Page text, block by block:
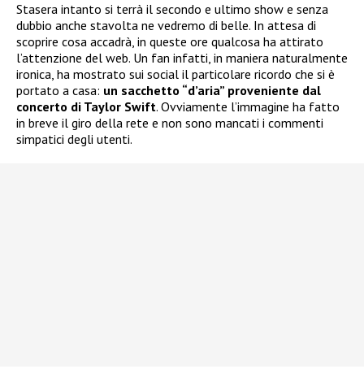
Stasera intanto si terrà il secondo e ultimo show e senza
dubbio anche stavolta ne vedremo di belle. In attesa di
scoprire cosa accadrà, in queste ore qualcosa ha attirato
l’attenzione del web. Un fan infatti, in maniera naturalmente
ironica, ha mostrato sui social il particolare ricordo che si è
portato a casa: un sacchetto “d’aria” proveniente dal
concerto di Taylor Swift. Ovviamente l’immagine ha fatto
in breve il giro della rete e non sono mancati i commenti
simpatici degli utenti.